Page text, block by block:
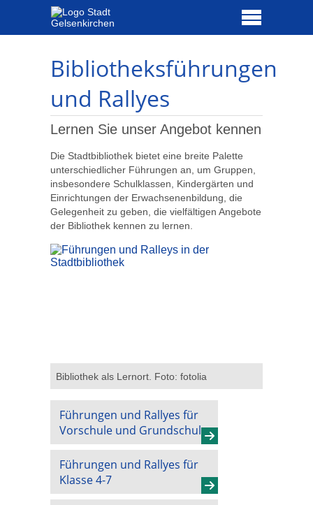
Bibliotheksführungen
und Rallyes
Lernen Sie unser Angebot kennen
Die Stadtbibliothek bietet eine breite Palette
unterschiedlicher Führungen an, um Gruppen,
insbesondere Schulklassen, Kindergärten und
Einrichtungen der Erwachsenenbildung, die
Gelegenheit zu geben, die vielfältigen Angebote
der Bibliothek kennen zu lernen.
Bibliothek als Lernort. Foto: fotolia
Führungen und Rallyes für
Vorschule und Grundschule
Führungen und Rallyes für
Klasse 4-7